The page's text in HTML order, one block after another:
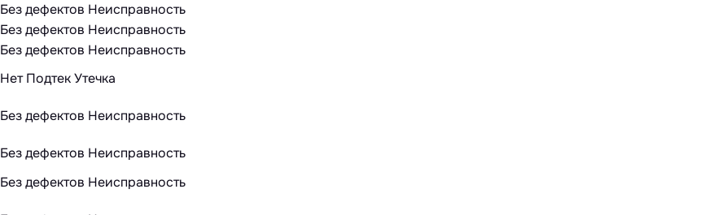
Без дефектов Неисправность
Без дефектов Неисправность
Без дефектов Неисправность
Нет ПодтекУтечка
Без дефектов Неисправность
Без дефектов Неисправность
Без дефектов Неисправность